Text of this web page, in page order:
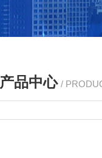
产品中心 /